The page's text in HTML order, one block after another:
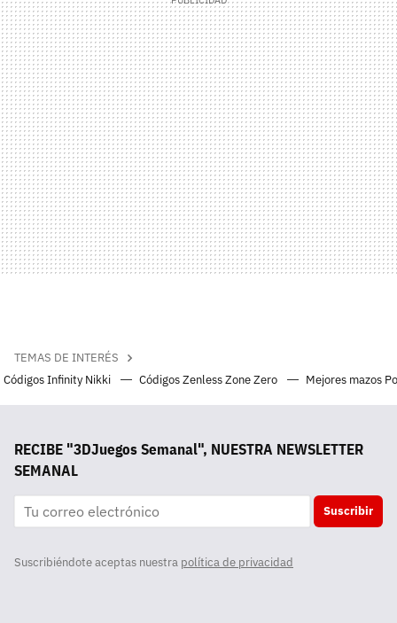
TEMAS DE INTERÉS
Códigos Infinity Nikki
Códigos Zenless Zone Zero Mejores mazos
RECIBE "3DJuegos Semanal", NUESTRA NEWSLETTER
SEMANAL
Suscribir
Suscribiéndote aceptas nuestra política de privacidad